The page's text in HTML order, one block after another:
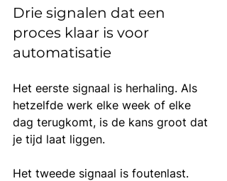
Drie signalen dat een
proces klaar is voor
automatisatie
Het eerste signaal is herhaling. Als
hetzelfde werk elke week of elke
dag terugkomt, is de kans groot dat
je tijd laat liggen.
Het tweede signaal is foutenlast.